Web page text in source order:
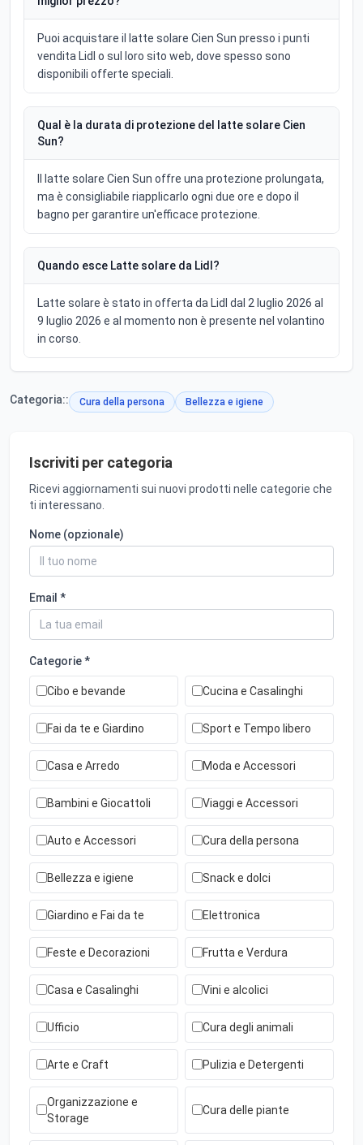
Puoi acquistare il latte solare Cien Sun presso i punti
vendita Lidl o sul loro sito web, dove spesso sono
disponibili offerte speciali.
Qual è la durata di protezione del latte solare Cien
Sun?
Il latte solare Cien Sun offre una protezione prolungata,
ma è consigliabile riapplicarlo ogni due ore e dopo il
bagno per garantire un'efficace protezione.
Quando esce Latte solare da Lidl?
Latte solare è stato in offerta da Lidl dal 2 luglio 2026 al
9 luglio 2026 e al momento non è presente nel volantino
in corso.
Categoria:: Cura della persona Bellezza e igiene
Iscriviti per categoria
Ricevi aggiornamenti sui nuovi prodotti nelle categorie che
ti interessano.
Nome (opzionale)
Email *
Categorie *
Cibo e bevande Cucina e Casalinghi
Fai da te e Giardino Sport e Tempo libero
Casa e Arredo Moda e Accessori
Bambini e Giocattoli Viaggi e Accessori
Auto e Accessori Cura della persona
Bellezza e igiene Snack e dolci
Giardino e Fai da te Elettronica
Feste e Decorazioni Frutta e Verdura
Casa e Casalinghi Vini e alcolici
Ufficio Cura degli animali
Arte e Craft Pulizia e Detergenti
Organizzazione e
Storage
Cura delle piante